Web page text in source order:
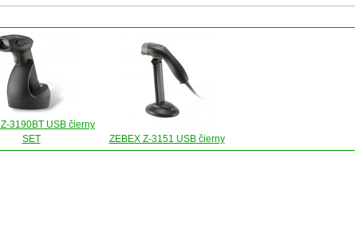
3190BT USB čierny
SET
ZEBEX Z-3151 USB čierny